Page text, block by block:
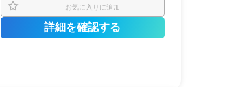
お気に入りに追加
詳細を確認する